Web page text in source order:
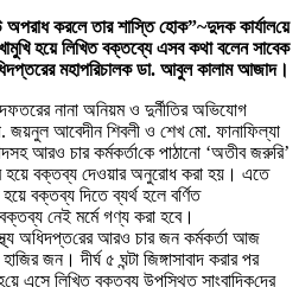
করলে তার শাস্তি হোক”~দুদক কার্যাল‌য়ে
হয়ে লিখিত বক্তব্যে এসব কথা বলেন সাবেক
মহাপরিচালক ডা. আবুল কালাম আজাদ।
নানা অনিয়ম ও দুর্নীতির অভিযোগ
জয়নুল আবেদীন শিবলী ও শেখ মো. ফানাফিল্যা
আরও চার কর্মকর্তা‌কে পাঠানো ‘অতীব জরুরি’
হয়ে বক্তব্য দেওয়ার অনুরোধ করা হয়। এতে
বক্তব্য দিতে ব্যর্থ হলে বর্ণিত
নেই মর্মে গণ্য করা হবে।
অ‌ধিদপ্ত‌রের আরও চার জন কর্মকর্তা আজ
জন। দীর্ঘ ৫ ঘন্টা জিঙ্গাসাবাদ করার পর
এসে লি‌খিত বক্ত‌ব্য উপ‌স্থিত সাংবা‌দিক‌দের